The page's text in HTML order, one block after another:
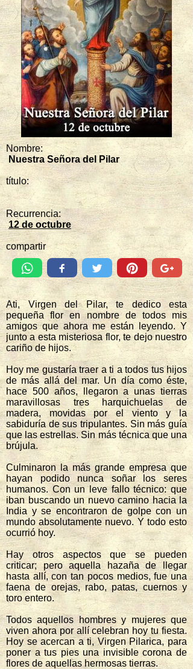
Nombre:
Nuestra Señora del Pilar
título:
Recurrencia:
12 de octubre
compartir
Ati, Virgen del Pilar, te dedico esta
pequeña flor en nombre de todos mis
amigos que ahora me están leyendo. Y
junto a esta misteriosa flor, te dejo nuestro
cariño de hijos.
Hoy me gustaría traer a ti a todos tus hijos
de más allá del mar. Un día como éste,
hace 500 años, llegaron a unas tierras
maravillosas tres harquichuelas de
madera, movidas por el viento y la
sabiduría de sus tripulantes. Sin más guía
que las estrellas. Sin más técnica que una
brújula.
Culminaron la más grande empresa que
hayan podido nunca soñar los seres
humanos. Con un leve fallo técnico: que
iban buscando un nuevo camino hacia la
India y se encontraron de golpe con un
mundo absolutamente nuevo. Y todo esto
ocurrió hoy.
Hay otros aspectos que se pueden
criticar; pero aquella hazaña de llegar
hasta allí, con tan pocos medios, fue una
faena de orejas, rabo, patas, cuernos y
toro entero.
Todos aquellos hombres y mujeres que
viven ahora por allí celebran hoy tu fiesta.
Hoy se acercan a ti, Virgen Pilarica, para
poner a tus pies una invisible corona de
flores de aquellas hermosas tierras.